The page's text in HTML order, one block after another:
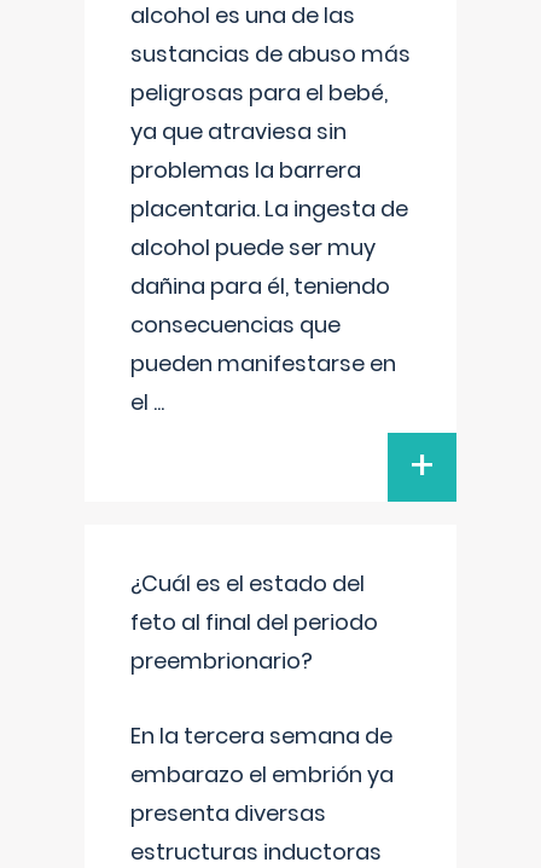
alcohol es una de las
sustancias de abuso más
peligrosas para el bebé,
ya que atraviesa sin
problemas la barrera
placentaria. La ingesta de
alcohol puede ser muy
dañina para él, teniendo
consecuencias que
pueden manifestarse en
el ...
+
¿Cuál es el estado del
feto al final del periodo
preembrionario?
En la tercera semana de
embarazo el embrión ya
presenta diversas
estructuras inductoras